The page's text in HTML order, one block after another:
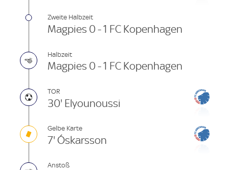
Zweite Halbzeit
Magpies 0 - 1 FC Kopenhagen
Halbzeit
Magpies 0 - 1 FC Kopenhagen
TOR
30' Elyounoussi
Gelbe Karte
7' Óskarsson
Anstoß